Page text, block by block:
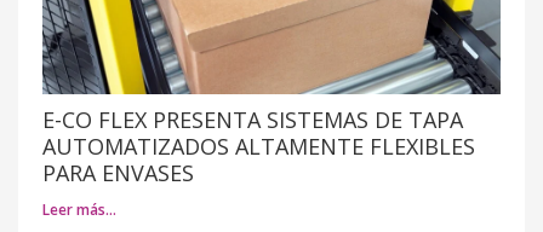
E-CO FLEX PRESENTA SISTEMAS DE TAPA
AUTOMATIZADOS ALTAMENTE FLEXIBLES
PARA ENVASES
Leer más…